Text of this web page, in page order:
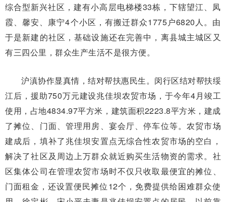
综合型新兴社区，建有小高层电梯楼33栋，下辖望江、凤
霞、馨安、康宁4个小区，有搬迁群众1775户6820人。由
于是新建的社区，基础设施还在完善中，离县城主城区又
有三四公里，群众生产生活不是很方便。
沪滇协作显真情，结对帮扶惠民生。闵行区结对帮扶绥
江后，援助750万元建设兆佳坝农贸市场，于今年4月竣工
使用，占地4834.97平方米，建筑面积2223.8平方米，建成
了摊位、门面、管理用房、宴会厅、停车位等。农贸市场
建成后，填补了兆佳坝安置点无综合性农贸市场的空白，
解决了社区及周边上万群众就近购买生活物资的需求。社
区集体公司在管理农贸市场时不仅只收取最便宜的摊位、
门面租金，还设置便民摊位12个，免费提供给困难群众使